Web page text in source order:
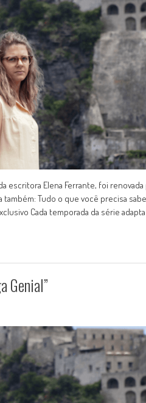
escritora Elena Ferrante, foi
Tudo o que você precisa
Cada temporada da série
Genial”